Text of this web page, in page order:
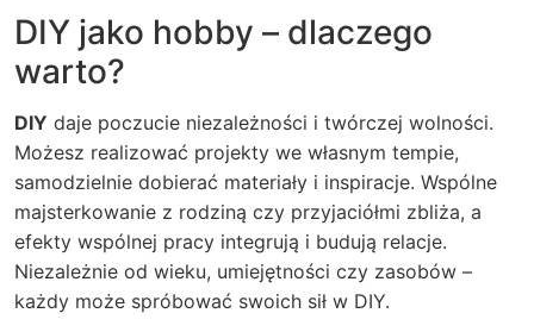
DIY jako hobby – dlaczego
warto?
DIY daje poczucie niezależności i twórczej wolności.
Możesz realizować projekty we własnym tempie,
samodzielnie dobierać materiały i inspiracje. Wspólne
majsterkowanie z rodziną czy przyjaciółmi zbliża, a
efekty wspólnej pracy integrują i budują relacje.
Niezależnie od wieku, umiejętności czy zasobów –
każdy może spróbować swoich sił w DIY.